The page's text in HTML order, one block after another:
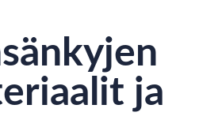
ja